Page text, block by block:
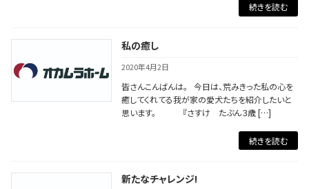
続きを読む
私の癒し
2020年4月2日
皆さんこんばんは。 今日は、荒みきった私の心を
癒してくれてる我が家の愛犬たちを紹介したいと
思います。 『さすけ たぶん３歳 […]
続きを読む
新たなチャレンジ!